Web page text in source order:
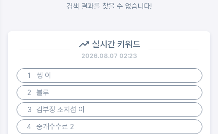
검색 결과를 찾을 수 없습니다!
실시간 키워드
2026.08.07 02:23
1
씽 이
2
블루
3
김부장 소지섭 이
4
중개수수료 2